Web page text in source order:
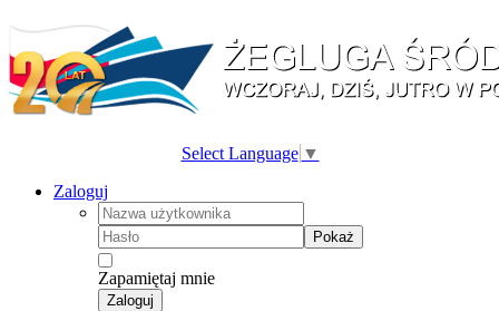
Select Language ▼
Zaloguj
Pokaż
Zapamiętaj mnie
Zaloguj